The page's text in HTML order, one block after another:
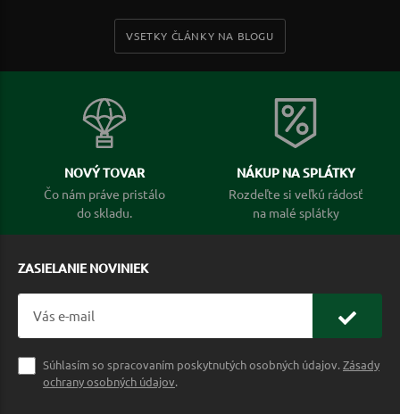
VSETKY ČLÁNKY NA BLOGU
NOVÝ TOVAR
Čo nám práve pristálo
do skladu.
NÁKUP NA SPLÁTKY
Rozdeľte si veľkú rádosť
na malé splátky
ZASIELANIE NOVINIEK
Súhlasím so spracovaním poskytnutých osobných údajov.Zásady
ochrany osobných údajov.